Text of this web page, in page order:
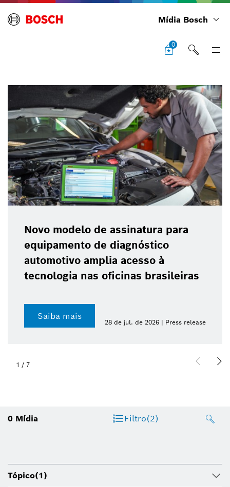
Mídia Bosch
0
Novo modelo de assinatura para
equipamento de diagnóstico
automotivo amplia acesso à
tecnologia nas oficinas brasileiras
Saiba mais
28 de jul. de 2026 | Press release
1 / 7
0 Mídia Filtro(2)
Tópico(1)